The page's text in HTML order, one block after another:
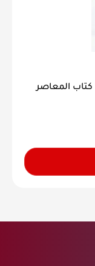
كتاب المعاصر BIOLOGY بنك الاسئلة الصف الثالث